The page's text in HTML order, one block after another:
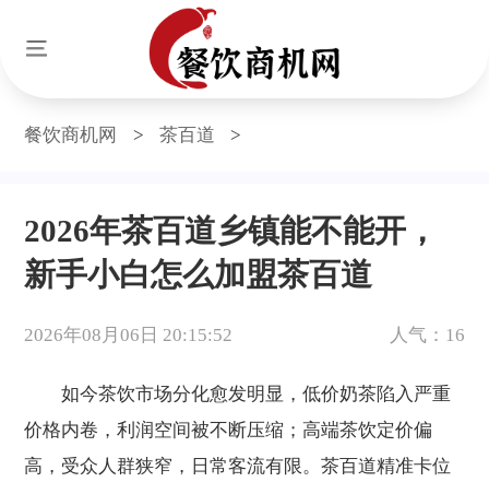
餐饮商机网 > 茶百道 >
2026年茶百道乡镇能不能开，
新手小白怎么加盟茶百道
2026年08月06日 20:15:52 人气：16
如今茶饮市场分化愈发明显，低价奶茶陷入严重
价格内卷，利润空间被不断压缩；高端茶饮定价偏
高，受众人群狭窄，日常客流有限。茶百道精准卡位